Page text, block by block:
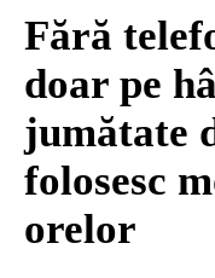
Fără
doar pe
jumătate
folosesc
orelor